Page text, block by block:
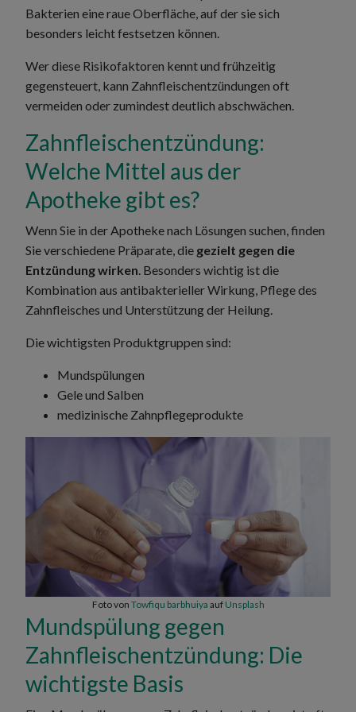
Bakterien eine raue Oberfläche, auf der sie sich
besonders leicht festsetzen können.
Wer diese Risikofaktoren kennt und frühzeitig
gegensteuert, kann Zahnfleischentzündungen oft
vermeiden oder zumindest deutlich abschwächen.
Zahnfleischentzündung:
Welche Mittel aus der
Apotheke gibt es?
Wenn Sie in der Apotheke nach Lösungen suchen, finden
Sie verschiedene Präparate, die gezielt gegen die
Entzündung wirken. Besonders wichtig ist die
Kombination aus antibakterieller Wirkung, Pflege des
Zahnfleisches und Unterstützung der Heilung.
Die wichtigsten Produktgruppen sind:
Mundspülungen
Gele und Salben
medizinische Zahnpflegeprodukte
Foto von Towfiqu barbhuiya auf Unsplash
Mundspülung gegen
Zahnfleischentzündung: Die
wichtigste Basis